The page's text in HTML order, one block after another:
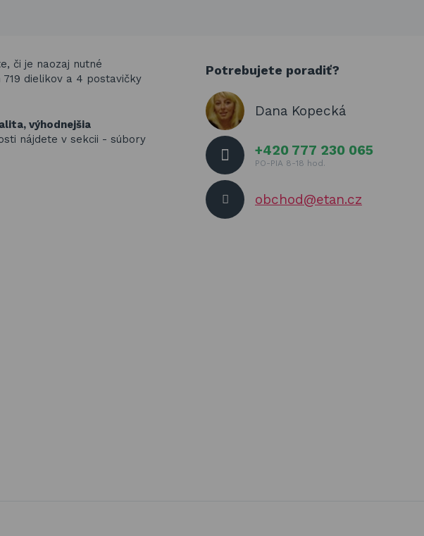
či je naozaj nutné
dielikov a 4 postavičky
výhodnejšia
nájdete v sekcii - súbory
Potrebujete poradiť?
Dana Kopecká
+420 777 230 065
PO-PIA 8-18 hod.
obchod@etan.cz